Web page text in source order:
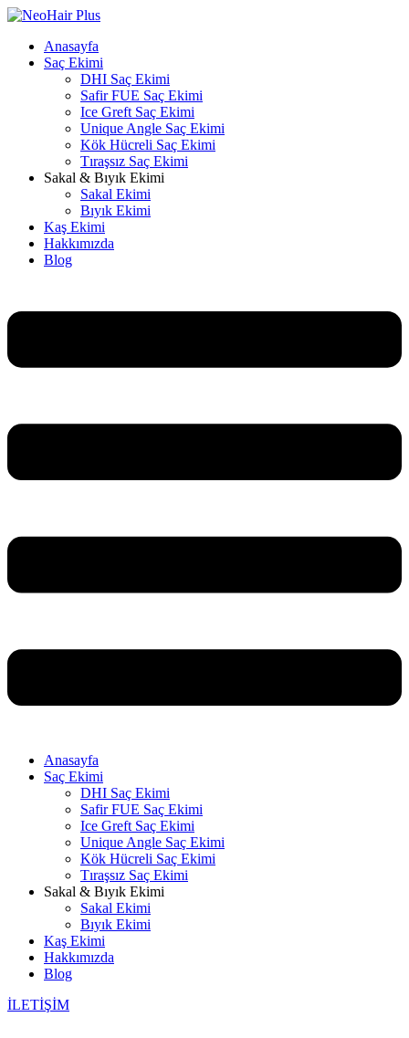
Anasayfa
Saç Ekimi
DHI Saç Ekimi
Safir FUE Saç Ekimi
Ice Greft Saç Ekimi
Unique Angle Saç Ekimi
Kök Hücreli Saç Ekimi
Tıraşsız Saç Ekimi
Sakal & Bıyık Ekimi
Sakal Ekimi
Bıyık Ekimi
Kaş Ekimi
Hakkımızda
Blog
Anasayfa
Saç Ekimi
DHI Saç Ekimi
Safir FUE Saç Ekimi
Ice Greft Saç Ekimi
Unique Angle Saç Ekimi
Kök Hücreli Saç Ekimi
Tıraşsız Saç Ekimi
Sakal & Bıyık Ekimi
Sakal Ekimi
Bıyık Ekimi
Kaş Ekimi
Hakkımızda
Blog
İLETİŞİM